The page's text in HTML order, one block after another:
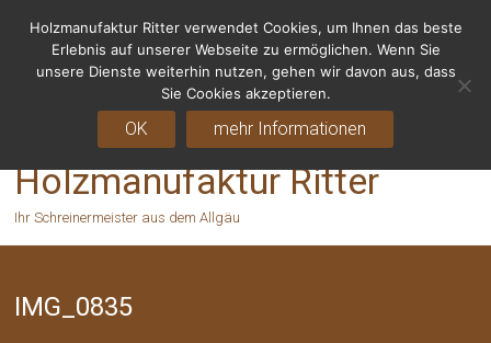
Fragen? Rufen Sie uns an - 06155 8238666
Holzmanufaktur Ritter
Ihr Schreinermeister aus dem Allgäu
IMG_0835
Holzmanufaktur Ritter verwendet Cookies, um Ihnen das beste
Erlebnis auf unserer Webseite zu ermöglichen. Wenn Sie
unsere Dienste weiterhin nutzen, gehen wir davon aus, dass
Sie Cookies akzeptieren.
OK mehr Informationen